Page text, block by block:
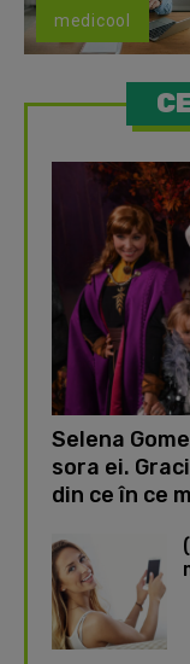
medicool
Selena
sora ei.
din ce în ce